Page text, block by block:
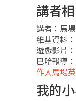
講者
講者：馬
維基資料：
遊戲影片：
巴哈報導：
作人馬場
我的